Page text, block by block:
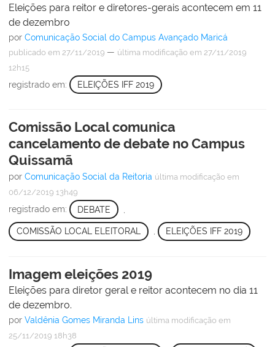
Eleições para reitor e diretores-gerais acontecem em 11
de dezembro
por Comunicação Social do Campus Avançado Maricá
publicado em 27/11/2019 — última modificação em 27/11/2019
12h15
registrado em: ELEIÇÕES IFF 2019
Comissão Local comunica
cancelamento de debate no Campus
Quissamã
por Comunicação Social da Reitoria última modificação em
06/12/2019 13h49
registrado em: DEBATE
COMISSÃO LOCAL ELEITORAL , ELEIÇÕES IFF 2019
Imagem eleições 2019
Eleições para diretor geral e reitor acontecem no dia 11
de dezembro.
por Valdênia Gomes Miranda Lins última modificação em
25/11/2019 18h38